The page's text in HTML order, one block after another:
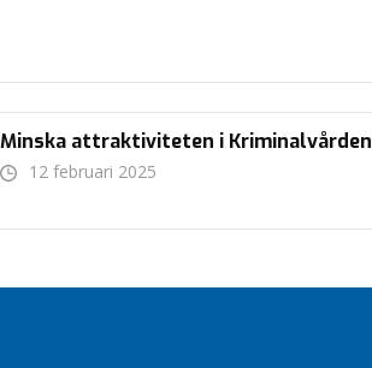
Minska attraktiviteten i Kriminalvården
12 februari 2025